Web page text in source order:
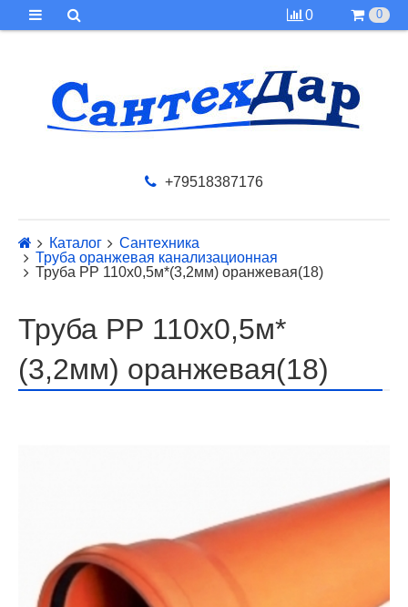
0 0
+79518387176
Каталог
Сантехника
Труба оранжевая канализационная
Труба PР 110х0,5м*(3,2мм) оранжевая(18)
Труба PР 110х0,5м*
(3,2мм) оранжевая(18)